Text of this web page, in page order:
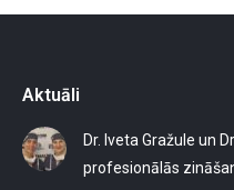
Aktuāli
Dr. Iveta Gražule un
profesionālās